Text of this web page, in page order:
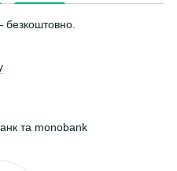
та monobank